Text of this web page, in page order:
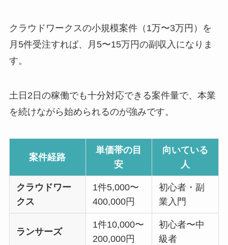
クラウドワークスの小規模案件（1万〜3万円）を
月5件受注すれば、月5〜15万円の副収入になりま
す。
土日2日の稼働でも十分対応できる案件量で、本業
を続けながら始められるのが強みです。
案件経路
単価帯の目
安
向いている
人
クラウドワー
クス
1件5,000〜
400,000円
初心者・副
業入門
ランサーズ
1件10,000〜
200,000円
初心者〜中
級者